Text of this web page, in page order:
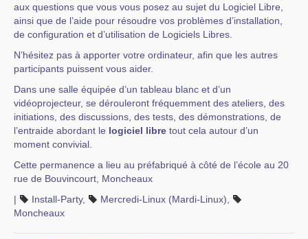
aux questions que vous vous posez au sujet du Logiciel Libre,
ainsi que de l’aide pour résoudre vos problèmes d’installation,
de configuration et d’utilisation de Logiciels Libres.
N’hésitez pas à apporter votre ordinateur, afin que les autres
participants puissent vous aider.
Dans une salle équipée d’un tableau blanc et d’un
vidéoprojecteur, se dérouleront fréquemment des ateliers, des
initiations, des discussions, des tests, des démonstrations, de
l’entraide abordant le logiciel libre tout cela autour d’un
moment convivial.
Cette permanence a lieu au préfabriqué à côté de l’école au 20
rue de Bouvincourt, Moncheaux
|
Install-Party, Mercredi-Linux (Mardi-Linux)
Moncheaux